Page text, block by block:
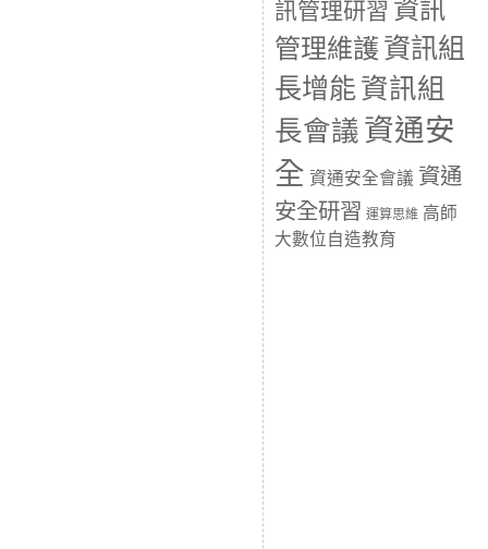
訊管理研習 資訊
管理維護 資訊組
長增能資訊組
長會議 資通安
全 資通安全會議 資通
安全研習 運算思維 高師
大數位自造教育